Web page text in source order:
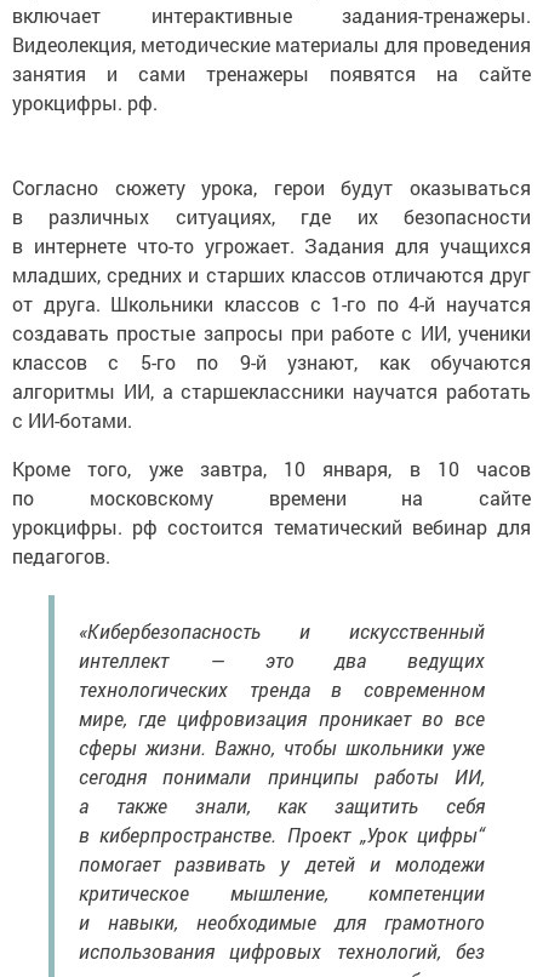
включает интерактивные задания-тренажеры.
Видеолекция, методические материалы для проведения
занятия и сами тренажеры появятся на сайте
урокцифры. рф.
Согласно сюжету урока, герои будут оказываться
в различных ситуациях, где их безопасности
в интернете что-то угрожает. Задания для учащихся
младших, средних и старших классов отличаются друг
от друга. Школьники классов с 1-го по 4-й научатся
создавать простые запросы при работе с ИИ, ученики
классов с 5-го по 9-й узнают, как обучаются
алгоритмы ИИ, а старшеклассники научатся работать
с ИИ-ботами.
Кроме того, уже завтра, 10 января, в 10 часов
по московскому времени на сайте
урокцифры. рф состоится тематический вебинар для
педагогов.
«Кибербезопасность и искусственный
интеллект — это два ведущих
технологических тренда в современном
мире, где цифровизация проникает во все
сферы жизни. Важно, чтобы школьники уже
сегодня понимали принципы работы ИИ,
а также знали, как защитить себя
в киберпространстве. Проект „Урок цифры“
помогает развивать у детей и молодежи
критическое мышление, компетенции
и навыки, необходимые для грамотного
использования цифровых технологий, без